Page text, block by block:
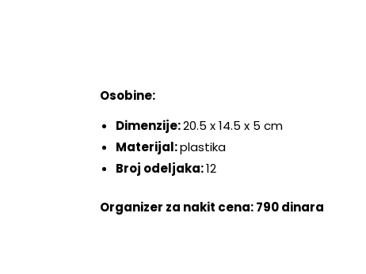
Osobine:
Dimenzije:20.5 x 14.5 x 5 cm
Materijal:plastika
Broj odeljaka:12
Organizer za nakit cena: 790 dinara